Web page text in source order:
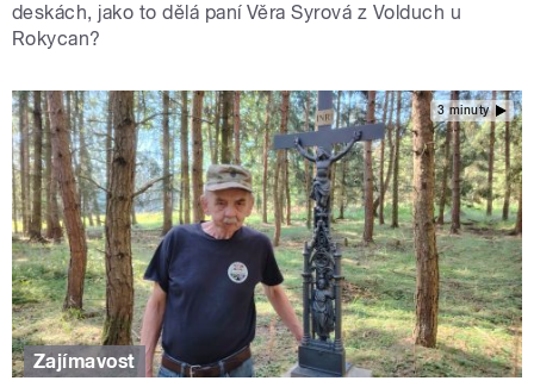
deskách, jako to dělá paní Věra Syrová z Volduch u
Rokycan?
3 minuty
Zajímavost